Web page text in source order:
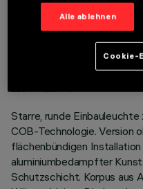
TECHNISCHE
LETZTES UPDATE: 01.08.2026
BESCHREIBUNG
Starre, runde
COB-Technologie. Version
flächenbündigen
aluminiumbedampfter
Schutzschicht. Korpus aus
Alle ablehnen
Cookie-